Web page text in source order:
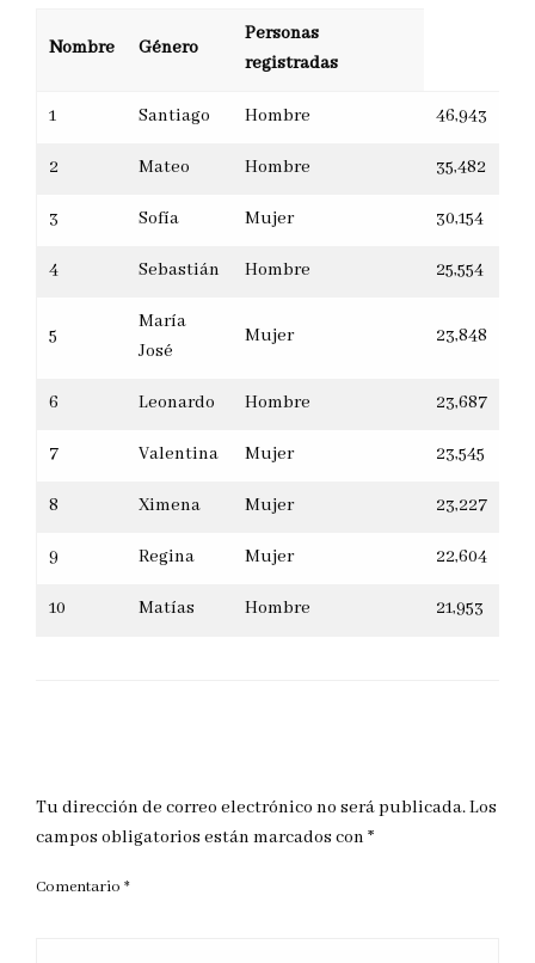
Nombre Género
Personas
registradas
1 Santiago Hombre 46,943
2 Mateo Hombre 35,482
3 Sofía Mujer 30,154
4 Sebastián Hombre 25,554
5
María
José
Mujer 23,848
6 Leonardo Hombre 23,687
7 Valentina Mujer 23,545
8 Ximena Mujer 23,227
9 Regina Mujer 22,604
10 Matías Hombre 21,953
Tu dirección de correo electrónico no será publicada.Los
campos obligatorios están marcados con *
Comentario *